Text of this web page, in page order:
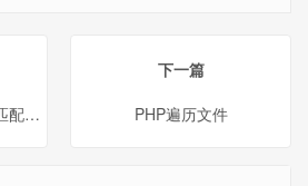
配设备失败的解决办法
下一篇
PHP遍历文件